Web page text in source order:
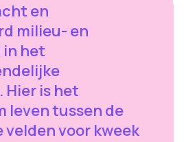
en
milieu- en
het
Hier is het
leven tussen de
voor kweek